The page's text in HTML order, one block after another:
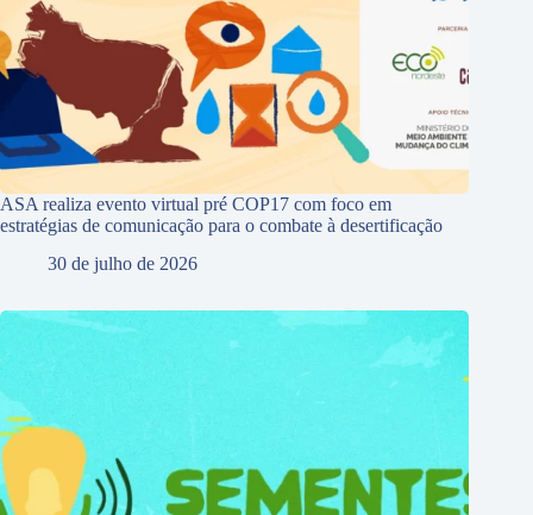
ASA realiza evento virtual pré COP17 com foco em
estratégias de comunicação para o combate à desertificação
30 de julho de 2026